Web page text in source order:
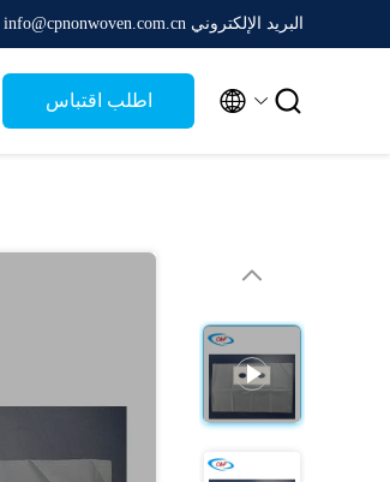
البريد الإلكتروني info@cpnonwoven.com.cn
اطلب اقتباس  